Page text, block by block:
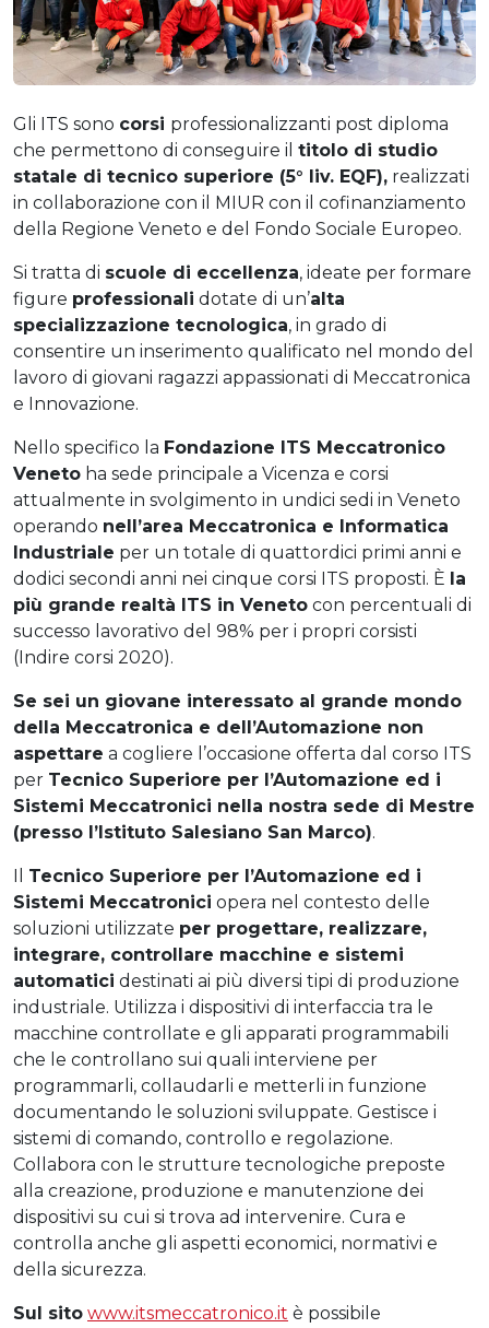
Gli ITS sono corsi professionalizzanti post diploma
che permettono di conseguire il titolo di studio
statale di tecnico superiore (5° liv. EQF), realizzati
in collaborazione con il MIUR con il cofinanziamento
della Regione Veneto e del Fondo Sociale Europeo.
Si tratta di scuole di eccellenza, ideate per formare
figure professionali dotate di un’alta
specializzazione tecnologica, in grado di
consentire un inserimento qualificato nel mondo del
lavoro di giovani ragazzi appassionati di Meccatronica
e Innovazione.
Nello specifico la Fondazione ITS Meccatronico
Veneto ha sede principale a Vicenza e corsi
attualmente in svolgimento in undici sedi in Veneto
operando nell’area Meccatronica e Informatica
Industriale per un totale di quattordici primi anni e
dodici secondi anni nei cinque corsi ITS proposti. È la
più grande realtà ITS in Veneto con percentuali di
successo lavorativo del 98% per i propri corsisti
(Indire corsi 2020).
Se sei un giovane interessato al grande mondo
della Meccatronica e dell’Automazione non
aspettare a cogliere l’occasione offerta dal corso ITS
per Tecnico Superiore per l’Automazione ed i
Sistemi Meccatronici nella nostra sede di Mestre
(presso l’Istituto Salesiano San Marco).
Tecnico Superiore per l’Automazione ed i
Sistemi Meccatronici opera nel contesto delle
soluzioni utilizzate per progettare, realizzare,
integrare, controllare macchine e sistemi
automatici destinati ai più diversi tipi di produzione
industriale. Utilizza i dispositivi di interfaccia tra le
macchine controllate e gli apparati programmabili
che le controllano sui quali interviene per
programmarli, collaudarli e metterli in funzione
documentando le soluzioni sviluppate. Gestisce i
sistemi di comando, controllo e regolazione.
Collabora con le strutture tecnologiche preposte
alla creazione, produzione e manutenzione dei
dispositivi su cui si trova ad intervenire. Cura e
controlla anche gli aspetti economici, normativi e
della sicurezza.
Sul sito www.itsmeccatronico.it è possibile